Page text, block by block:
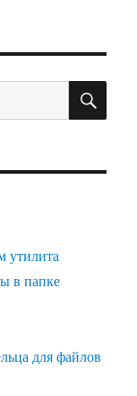
утилита
в папке
для файлов